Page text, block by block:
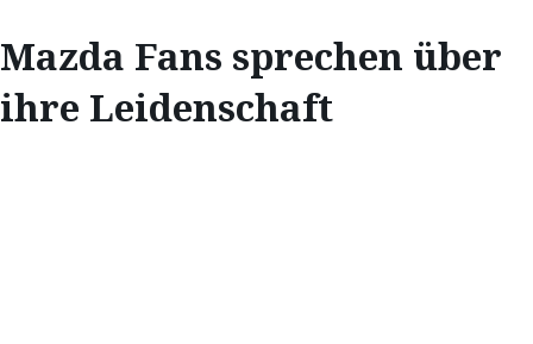
Mazda Fans sprechen über
ihre Leidenschaft